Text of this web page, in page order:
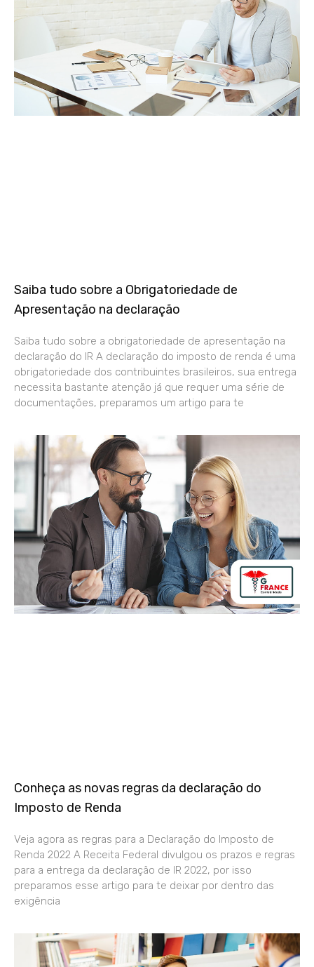
Saiba tudo sobre a Obrigatoriedade de
Apresentação na declaração
Saiba tudo sobre a obrigatoriedade de apresentação na
declaração do IR A declaração do imposto de renda é uma
obrigatoriedade dos contribuintes brasileiros, sua entrega
necessita bastante atenção já que requer uma série de
documentações, preparamos um artigo para te
Conheça as novas regras da declaração do
Imposto de Renda
Veja agora as regras para a Declaração do Imposto de
Renda 2022 A Receita Federal divulgou os prazos e regras
para a entrega da declaração de IR 2022, por isso
preparamos esse artigo para te deixar por dentro das
exigência